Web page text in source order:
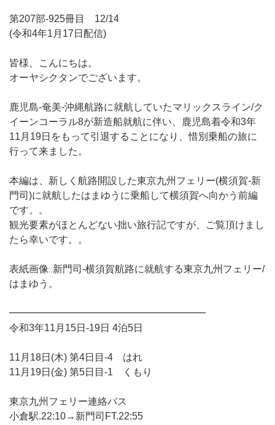
第207部-925冊目 12/14
(令和4年1月17日配信)
皆様、こんにちは。
オーヤシクタンでございます。
鹿児島-奄美-沖縄航路に就航していたマリックスライン/ク
イーンコーラル8が新造船就航に伴い、鹿児島着令和3年
11月19日をもって引退することになり、惜別乗船の旅に
行って来ました。
本編は、新しく航路開設した東京九州フェリー(横須賀-新
門司)に就航したはまゆうに乗船して横須賀へ向かう前編
です。。
観光要素がほとんどない拙い旅行記ですが、ご覧頂けまし
たら幸いです。。
表紙画像‥新門司-横須賀航路に就航する東京九州フェリー/
はまゆう。
━━━━━━━━━━━━━━━━━━━━
令和3年11月15日-19日 4泊5日
11月18日(木) 第4日目-4 はれ
11月19日(金) 第5日目-1 くもり
東京九州フェリー連絡バス
小倉駅.22:10→新門司FT.22:55